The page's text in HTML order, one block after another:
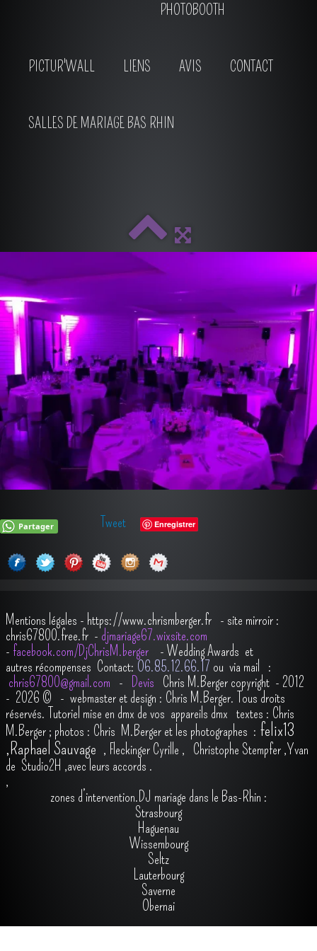
PHOTOBOOTH
PICTUR'WALL LIENS AVIS CONTACT
SALLES DE MARIAGE BAS RHIN
Partager Tweet Enregistrer
Mentions légales - https://www.chrismberger.fr - site mirroir :
chris67800.free.fr - djmariage67.wixsite.com
- facebook.com/DjChrisM.berger - Wedding Awards et
autres récompenses Contact: O6.85.12.66.17 ou via mail :
chris67800@gmail.com - Devis Chris M.Berger copyright - 2012
- 2026 © - webmaster et design : Chris M.Berger. Tous droits
réservés. Tutoriel mise en dmx de vos appareils dmx textes : Chris
M.Berger ; photos : Chris M.Berger et les photographes : felix13
,Raphael Sauvage , Fleckinger Cyrille , Christophe Stempfer ,Yvan
de Studio2H ,avec leurs accords .
,
zones d’intervention.DJ mariage dans le Bas-Rhin :
Strasbourg
Haguenau
Wissembourg
Seltz
Lauterbourg
Saverne
Obernai